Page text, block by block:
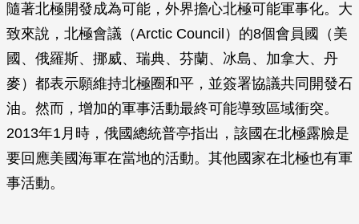
隨著北極開發成為可能，外界擔心北極可能軍事化。大
致來說，北極會議（Arctic Council）的8個會員國（美
國、俄羅斯、挪威、瑞典、芬蘭、冰島、加拿大、丹
麥）都表示願維持北極圈和平，並簽署協議共同開發石
油。然而，增加的軍事活動最終可能導致區域衝突。
2013年1月時，俄國總統普亭指出，該國在北極露臉是
要回應美國海軍在當地的活動。其他國家在北極也有軍
事活動。